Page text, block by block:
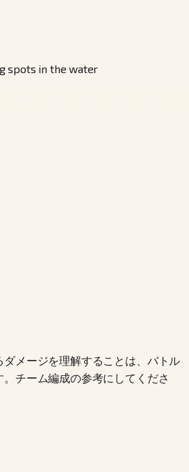
spots in the water
メージを理解することは、バトル
チーム編成の参考にしてくださ